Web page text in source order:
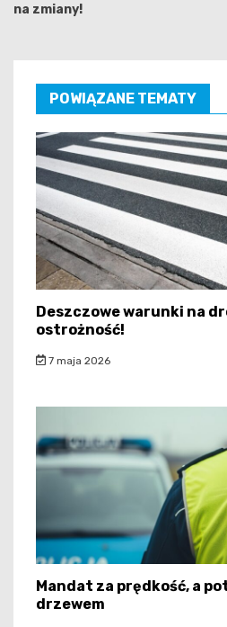
na zmiany!
POWIĄZANE TEMATY
Deszczowe warunki na
ostrożność!
7 maja 2026
Mandat za prędkość, a
drzewem